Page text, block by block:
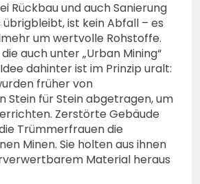
Rückbau und auch Sanierung
ist kein Abfall – es
um wertvolle Rohstoffe.
auch unter „Urban Mining“
dahinter ist im Prinzip uralt:
früher von
Stein für Stein abgetragen, um
Zerstörte Gebäude
Trümmerfrauen die
Minen. Sie holten aus ihnen
Material heraus